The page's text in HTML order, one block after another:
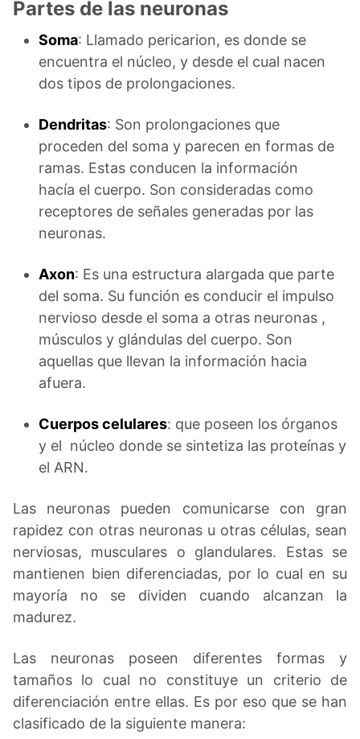
Partes de las neuronas
Soma: Llamado pericarion, es donde se
encuentra el núcleo, y desde el cual nacen
dos tipos de prolongaciones.
Dendritas: Son prolongaciones que
proceden del soma y parecen en formas de
ramas. Estas conducen la información
hacía el cuerpo. Son consideradas como
receptores de señales generadas por las
neuronas.
Axon: Es una estructura alargada que parte
del soma. Su función es conducir el impulso
nervioso desde el soma a otras neuronas ,
músculos y glándulas del cuerpo. Son
aquellas que llevan la información hacia
afuera.
Cuerpos celulares: que poseen los órganos
y el núcleo donde se sintetiza las proteínas y
el ARN.
Las neuronas pueden comunicarse con gran
rapidez con otras neuronas u otras células, sean
nerviosas, musculares o glandulares. Estas se
mantienen bien diferenciadas, por lo cual en su
mayoría no se dividen cuando alcanzan la
madurez.
Las neuronas poseen diferentes formas y
tamaños lo cual no constituye un criterio de
diferenciación entre ellas. Es por eso que se han
clasificado de la siguiente manera: